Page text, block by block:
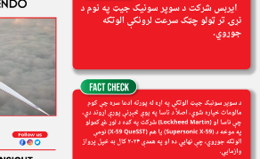
سونیک
(Supersonic)
الوتکو
په
اړه
نیمکړي
ناسم